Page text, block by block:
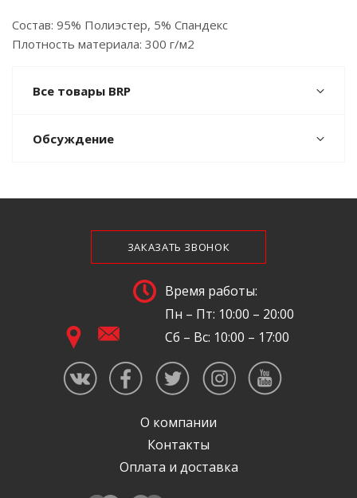
Состав: 95% Полиэстер, 5% Спандекс
Плотность материала: 300 г/м2
Все товары BRP
Обсуждение
ЗАКАЗАТЬ ЗВОНОК
Время работы:
Пн – Пт: 10:00 – 20:00
Сб – Вс: 10:00 – 17:00
О компании
Контакты
Оплата и доставка